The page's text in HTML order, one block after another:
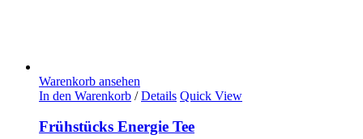
Warenkorb ansehen
In den Warenkorb / Details Quick View
Frühstücks Energie Tee